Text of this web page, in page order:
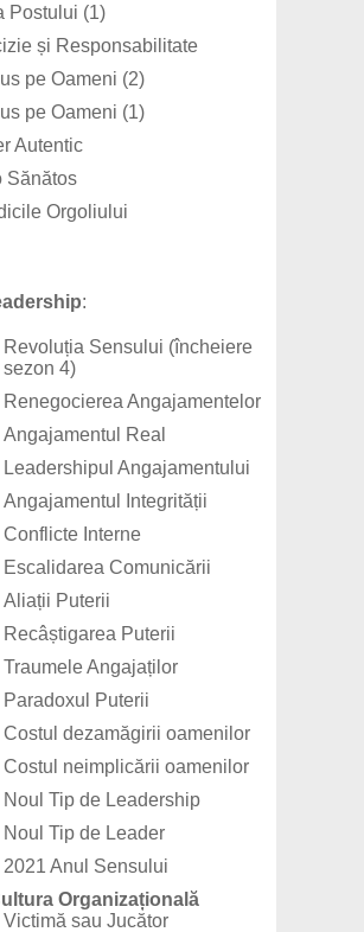
Postului (1)
și Responsabilitate
pe Oameni (2)
pe Oameni (1)
Autentic
Sănătos
Orgoliului
:
Revoluția Sensului (încheiere
sezon 4)
Renegocierea Angajamentelor
Angajamentul Real
Leadershipul Angajamentului
Angajamentul Integrității
Conflicte Interne
Escalidarea Comunicării
Aliații Puterii
Recâștigarea Puterii
Traumele Angajaților
Paradoxul Puterii
Costul dezamăgirii oamenilor
Costul neimplicării oamenilor
Noul Tip de Leadership
Noul Tip de Leader
2021 Anul Sensului
Organizațională
Victimă sau Jucător